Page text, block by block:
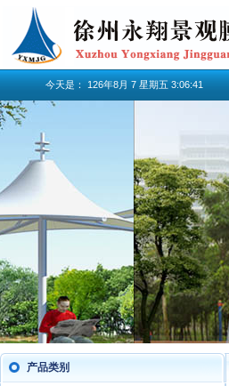
今天是： 126年8月 7 星期五 3:06:42
产品类别